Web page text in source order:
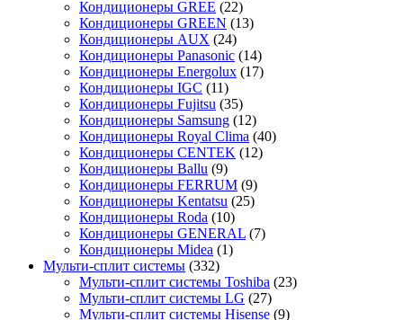
Кондиционеры GREE (22)
Кондиционеры GREEN (13)
Кондиционеры AUX (24)
Кондиционеры Panasonic (14)
Кондиционеры Energolux (17)
Кондиционеры IGC (11)
Кондиционеры Fujitsu (35)
Кондиционеры Samsung (12)
Кондиционеры Royal Clima (40)
Кондиционеры CENTEK (12)
Кондиционеры Ballu (9)
Кондиционеры FERRUM (9)
Кондиционеры Kentatsu (25)
Кондиционеры Roda (10)
Кондиционеры GENERAL (7)
Кондиционеры Midea (1)
Мульти-сплит системы (332)
Мульти-сплит системы Toshiba (23)
Мульти-сплит системы LG (27)
Мульти-сплит системы Hisense (9)